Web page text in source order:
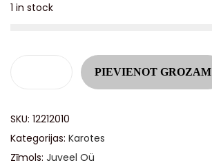
1 in stock
PIEVIENOT GROZAM
SKU: 12212010
Kategorijas: Karotes
Zīmols: Juveel Oü